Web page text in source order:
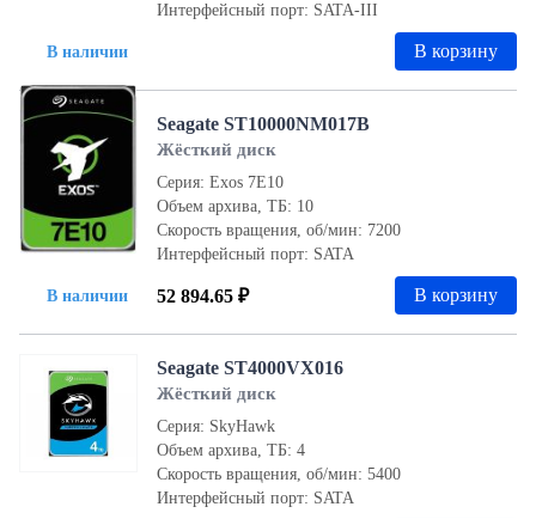
В наличии
Интерфейсный порт: SATA-III
В корзину
В наличии
Seagate ST10000NM017B
Жёсткий диск
Серия: Exos 7E10
Объем архива, ТБ: 10
Скорость вращения, об/мин: 7200
Интерфейсный порт: SATA
52 894.65 ₽ В корзину
Seagate ST4000VX016
Жёсткий диск
Серия: SkyHawk
Объем архива, ТБ: 4
Скорость вращения, об/мин: 5400
Интерфейсный порт: SATA